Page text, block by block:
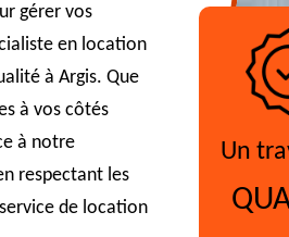
gérer vos
en location
à Argis. Que
à vos côtés
à notre
respectant les
de location
Un